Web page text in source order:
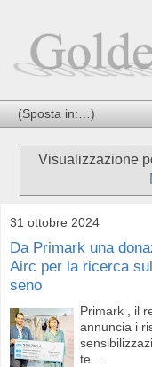
Visualizzazione
31 ottobre 2024
Da Primark una
Airc per la ricerca
seno
Primark , il
annuncia i
te...